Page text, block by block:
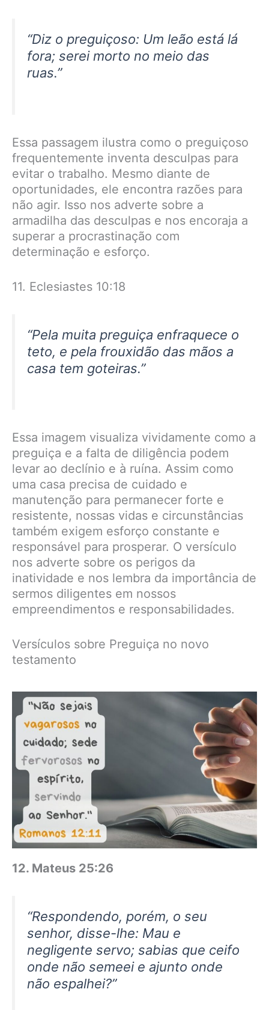
“Diz o preguiçoso: Um leão está lá
fora; serei morto no meio das
ruas.”
Essa passagem ilustra como o preguiçoso
frequentemente inventa desculpas para
evitar o trabalho. Mesmo diante de
oportunidades, ele encontra razões para
não agir. Isso nos adverte sobre a
armadilha das desculpas e nos encoraja a
superar a procrastinação com
determinação e esforço.
11. Eclesiastes 10:18
“Pela muita preguiça enfraquece o
teto, e pela frouxidão das mãos a
casa tem goteiras.”
Essa imagem visualiza vividamente como a
preguiça e a falta de diligência podem
levar ao declínio e à ruína. Assim como
uma casa precisa de cuidado e
manutenção para permanecer forte e
resistente, nossas vidas e circunstâncias
também exigem esforço constante e
responsável para prosperar. O versículo
nos adverte sobre os perigos da
inatividade e nos lembra da importância de
sermos diligentes em nossos
empreendimentos e responsabilidades.
Versículos sobre Preguiça no novo
testamento
12. Mateus 25:26
“Respondendo, porém, o seu
senhor, disse-lhe: Mau e
negligente servo; sabias que ceifo
onde não semeei e ajunto onde
não espalhei?”